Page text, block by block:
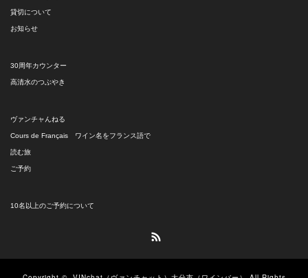
貸切について
お知らせ
30周年カウンター
高清水のつぶやき
ヴァンチャんねる
Cours de Français ワイン名をフランス語で
読む旅
ご予約
10名以上のご予約について